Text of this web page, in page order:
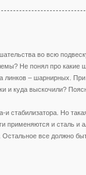
во всю
Не понял про какие
линков – шарнирных. При
и куда выскочили?
стабилизатора. Но
применяются и сталь и
все должно